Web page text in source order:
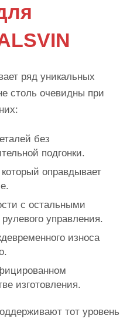
ряд уникальных
столь очевидны при
без
подгонки.
оправдывает
с остальными
управления.
износа
изготовления.
тот уровень